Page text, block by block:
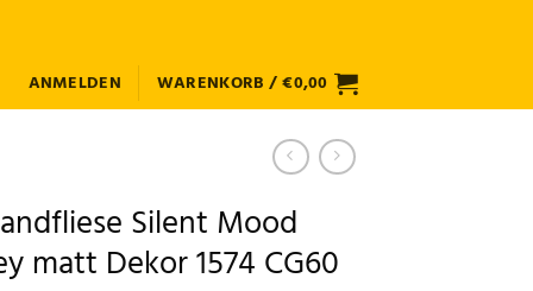
ANMELDEN WARENKORB /€0,00
Silent Mood
matt Dekor 1574 CG60